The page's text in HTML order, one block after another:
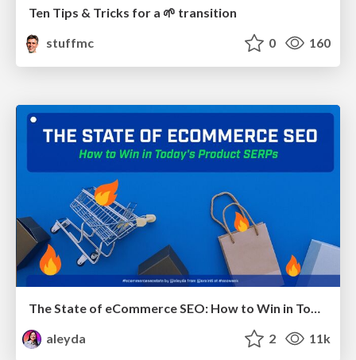
Ten Tips & Tricks for a 🌱 transition
stuffmc
0 160
The State of eCommerce SEO: How to Win in Today's Products SERPs - #SEOweek
aleyda
2 11k